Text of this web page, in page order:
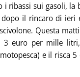
i ribassi sui gasoli, la
dopo il rincaro di ieri
Questa
3 euro per mille
e il risca